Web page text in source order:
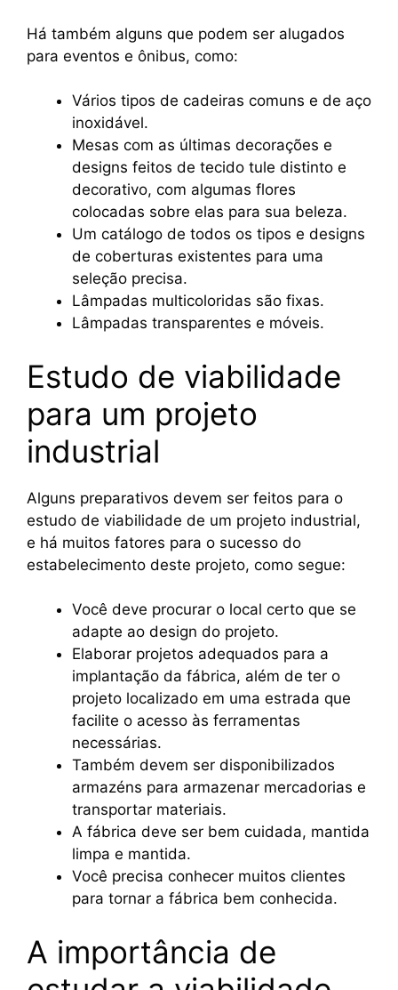
Há também alguns que podem ser alugados
para eventos e ônibus, como:
Vários tipos de cadeiras comuns e de aço
inoxidável.
Mesas com as últimas decorações e
designs feitos de tecido tule distinto e
decorativo, com algumas flores
colocadas sobre elas para sua beleza.
Um catálogo de todos os tipos e designs
de coberturas existentes para uma
seleção precisa.
Lâmpadas multicoloridas são fixas.
Lâmpadas transparentes e móveis.
Estudo de viabilidade
para um projeto
industrial
Alguns preparativos devem ser feitos para o
estudo de viabilidade de um projeto industrial,
e há muitos fatores para o sucesso do
estabelecimento deste projeto, como segue:
Você deve procurar o local certo que se
adapte ao design do projeto.
Elaborar projetos adequados para a
implantação da fábrica, além de ter o
projeto localizado em uma estrada que
facilite o acesso às ferramentas
necessárias.
Também devem ser disponibilizados
armazéns para armazenar mercadorias e
transportar materiais.
A fábrica deve ser bem cuidada, mantida
limpa e mantida.
Você precisa conhecer muitos clientes
para tornar a fábrica bem conhecida.
A importância de